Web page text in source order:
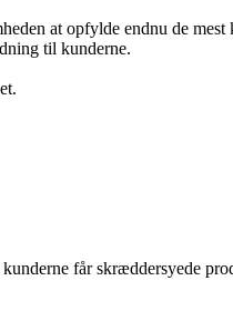
at opfylde endnu de mest
til kunderne.
får skræddersyede